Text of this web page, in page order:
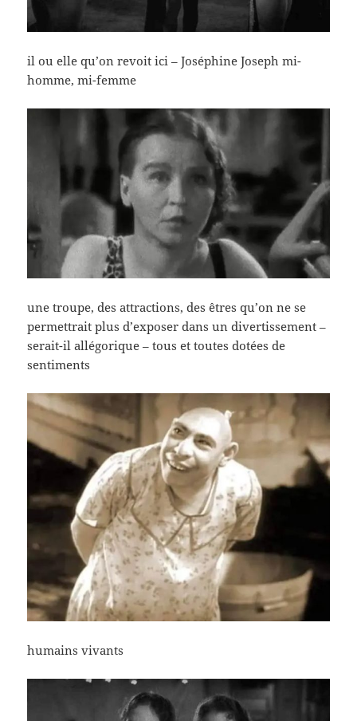
il ou elle qu’on revoit ici – Joséphine Joseph mi-
homme, mi-femme
une troupe, des attractions, des êtres qu’on ne se
permettrait plus d’exposer dans un divertissement –
serait-il allégorique – tous et toutes dotées de
sentiments
humains vivants